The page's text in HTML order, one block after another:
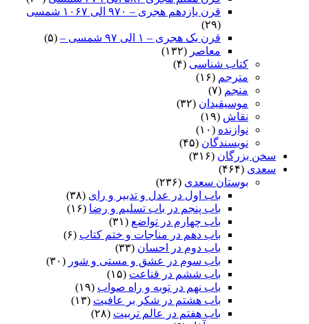
قرن یازدهم هجری – ۹۷۰ الی ۱۰۶۷ شمسی
(۲۹)
قرن یک هجری – ۱ الی ۹۷ شمسی –
(۵)
معاصر (۱۳۲)
کتاب شناسی (۴)
مترجم (۱۶)
منجم (۷)
موسیقیدان (۳۲)
نقاش (۱۹)
نوازنده (۱۰)
نویسندگان (۴۵)
سخن بزرگان (۳۱۶)
سعدی (۴۶۴)
بوستان سعدی (۲۳۶)
باب اول در عدل و تدبیر و رای (۳۸)
باب پنجم در باب تسلیم و رضا (۱۶)
باب چهارم در تواضع (۳۱)
باب دهم در مناجات و ختم کتاب (۶)
باب دوم در احسان (۳۳)
باب سوم در عشق و مستی و شور (۳۰)
باب ششم در قناعت (۱۵)
باب نهم در توبه و راه صواب (۱۹)
باب هشتم در شکر بر عافیت (۱۳)
باب هفتم در عالم تربیت (۲۸)